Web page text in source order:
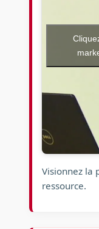
Visionnez la
ressource.